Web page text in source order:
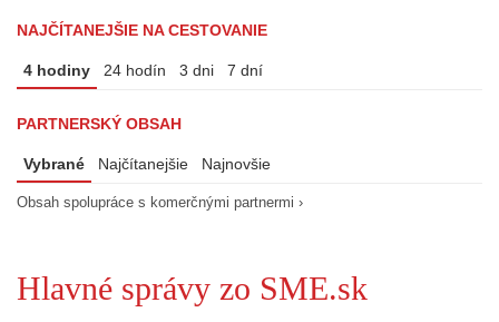
NAJČÍTANEJŠIE NA CESTOVANIE
4 hodiny 24 hodín 3 dni 7 dní
PARTNERSKÝ OBSAH
Vybrané Najčítanejšie Najnovšie
Obsah spolupráce s komerčnými partnermi ›
Hlavné správy zo SME.sk